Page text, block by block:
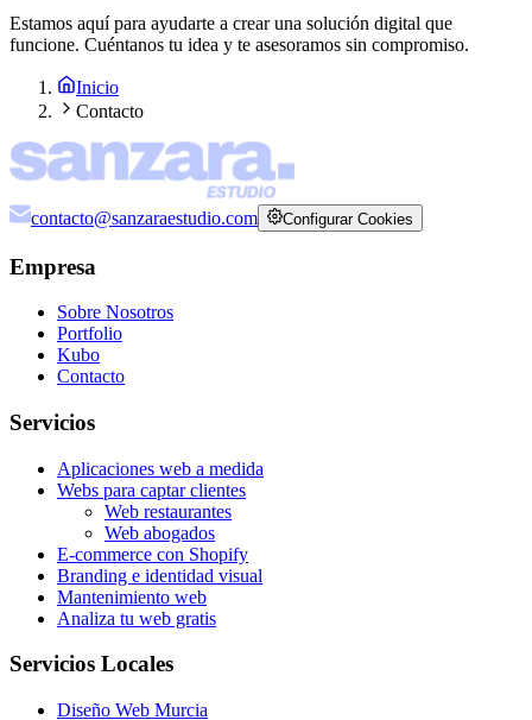
Estamos aquí para ayudarte a crear una solución digital que
funcione. Cuéntanos tu idea y te asesoramos sin compromiso.
Inicio
Contacto
contacto@sanzaraestudio.com Configurar Cookies
Empresa
Sobre Nosotros
Portfolio
Kubo
Contacto
Servicios
Aplicaciones web a medida
Webs para captar clientes
Web restaurantes
Web abogados
E-commerce con Shopify
Branding e identidad visual
Mantenimiento web
Analiza tu web gratis
Servicios Locales
Diseño Web Murcia